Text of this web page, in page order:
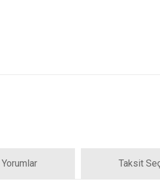
Yorumlar Taksit